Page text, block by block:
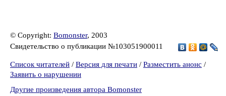
© Copyright: Bomonster, 2003
Свидетельство о публикации №103051900011
Список читателей / Версия для печати / Разместить анонс /
Заявить о нарушении
Другие произведения автора Bomonster